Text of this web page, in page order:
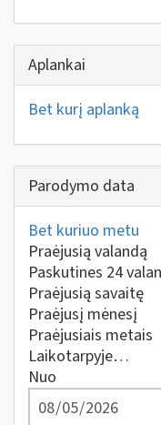
Aplankai
Bet kurį aplanką
Parodymo data
Bet kuriuo metu
Praėjusią valandą
Paskutines 24
Praėjusią savaitę
Praėjusį mėnesį
Praėjusiais metais
Laikotarpyje…
Nuo